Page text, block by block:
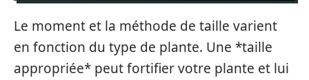
Le moment et la méthode de taille varient
en fonction du type de plante. Une *taille
appropriée* peut fortifier votre plante et lui